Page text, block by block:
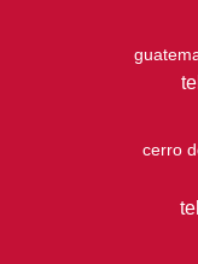
cerro